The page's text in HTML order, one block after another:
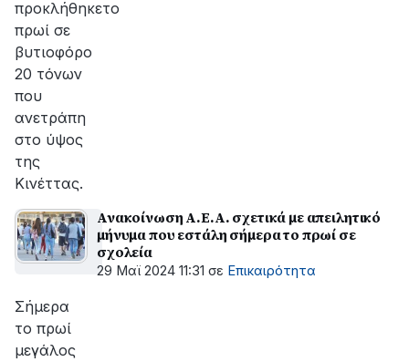
προκλήθηκετο
πρωί σε
βυτιοφόρο
20 τόνων
που
ανετράπη
στο ύψος
της
Κινέττας.
Ανακοίνωση Α.Ε.Α. σχετικά με απειλητικό
μήνυμα που εστάλη σήμερα το πρωί σε
σχολεία
29 Μαϊ 2024 11:31 σε Επικαιρότητα
Σήμερα
το πρωί
μεγάλος